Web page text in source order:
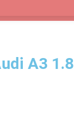
A3 1.8